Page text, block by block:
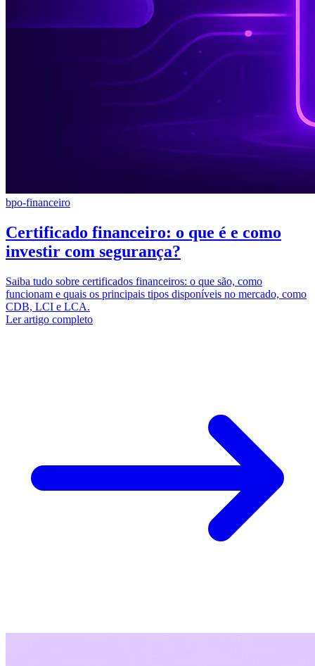
bpo-financeiro
Certificado financeiro: o que é e como
investir com segurança?
Saiba tudo sobre certificados financeiros: o que são, como
funcionam e quais os principais tipos disponíveis no mercado, como
CDB, LCI e LCA.
Ler artigo completo